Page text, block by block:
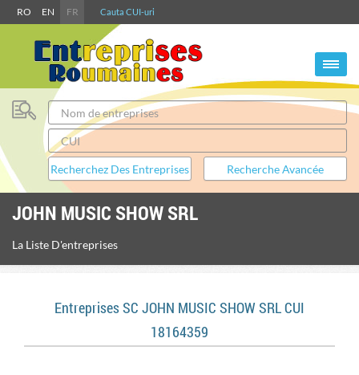
RO EN FR Cauta CUI-uri
JOHN MUSIC SHOW SRL
La Liste D'entreprises
Entreprises SC JOHN MUSIC SHOW SRL CUI
18164359